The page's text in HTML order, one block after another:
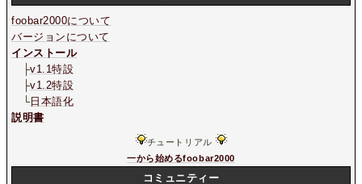
foobar2000について
バージョンについて
インストール
├v1.1特設
├v1.2特設
└日本語化
説明書
チュートリアル
一から始めるfoobar2000
コミュニティー